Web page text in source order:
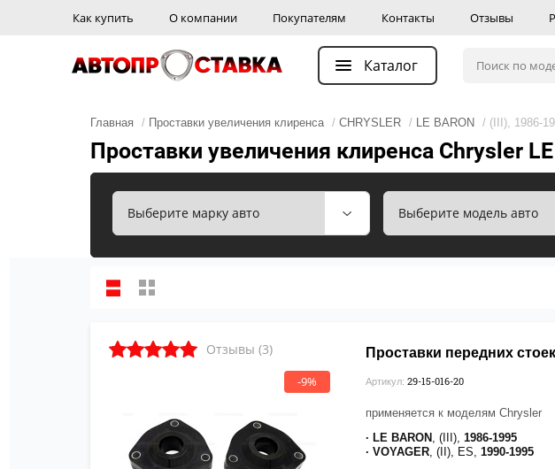
Как купить О компании Покупателям Контакты Отзывы
Каталог
Главная / Проставки увеличения клиренса / CHRYSLER / LE BARON / (III), 1986-
Проставки увеличения клиренса Chrysler
Отзывы (3)
-9%
Проставки передних
Артикул: 29-15-016-20
применяется к моделям Chrysler
· LE BARON
, (III), 1986-1995
· VOYAGER , (II), ES, 1990-1995